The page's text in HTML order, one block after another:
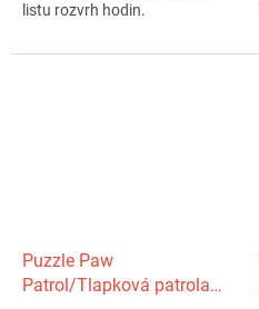
listu rozvrh hodin.
Puzzle Paw
Patrol/Tlapková patrola